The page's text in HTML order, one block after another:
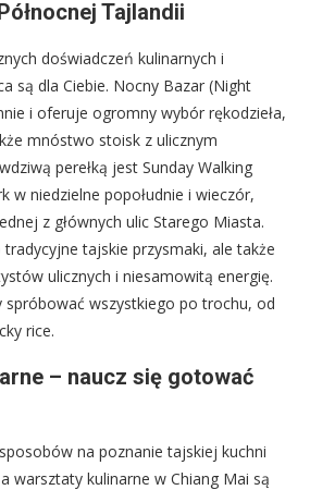
Tajlandii
doświadczeń kulinarnych i
są dla Ciebie. Nocny Bazar (Night
i oferuje ogromny wybór rękodzieła,
mnóstwo stoisk z ulicznym
perełką jest Sunday Walking
w niedzielne popołudnie i wieczór,
z głównych ulic Starego Miasta.
tajskie przysmaki, ale także
ulicznych i niesamowitą energię.
spróbować wszystkiego po trochu, od
rice.
– naucz się gotować
na poznanie tajskiej kuchni
warsztaty kulinarne w Chiang Mai są